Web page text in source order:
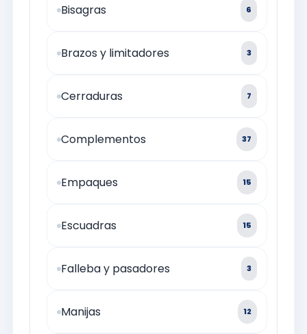
Bisagras 6
Brazos y limitadores 3
Cerraduras 7
Complementos 37
Empaques 15
Escuadras 15
Falleba y pasadores 3
Manijas 12